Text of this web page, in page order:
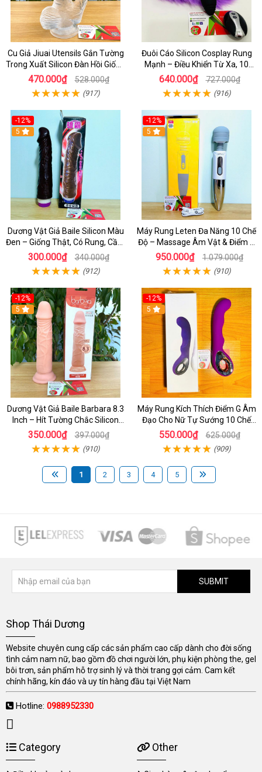
Cu Giả Jiuai Utensils Gắn Tường
Trong Xuất Silicon Đàn Hồi Giống
Thật
470.000₫ 528.000₫
(917)
Đuôi Cáo Silicon Cosplay Rung
Mạnh – Điều Khiển Từ Xa, 10
Chế Độ Cực Kích Thích
640.000₫ 727.000₫
(916)
-12%
5
Dương Vật Giả Baile Silicon Màu
Đen – Giống Thật, Có Rung, Cầm
Tay Giá Rẻ
300.000₫ 340.000₫
(912)
-12%
5
Máy Rung Leten Đa Năng 10 Chế
Độ – Massage Âm Vật & Điểm G
Cực Phê Cho Nữ
950.000₫ 1.079.000₫
(910)
-12%
5
Dương Vật Giả Baile Barbara 8.3
Inch – Hít Tường Chắc Silicon
Giống Thật Cực Phê Cho Nữ Giới
350.000₫ 397.000₫
(910)
-12%
5
Máy Rung Kích Thích Điểm G Âm
Đạo Cho Nữ Tự Sướng 10 Chế
Độ Rung
550.000₫ 625.000₫
(909)
1 2 3 4 5
SUBMIT
Shop Thái Dương
Website chuyên cung cấp các sản phẩm cao cấp dành cho đời sống
tình cảm nam nữ, bao gồm đồ chơi người lớn, phụ kiện phòng the, gel
bôi trơn, sản phẩm hỗ trợ sinh lý và thời trang gợi cảm. Cam kết
chính hãng, kín đáo và uy tín hàng đầu tại Việt Nam
Hotline: 0988952330
Category Other